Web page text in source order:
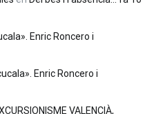
Enric Roncero i
Enric Roncero i
VALENCIÀ,